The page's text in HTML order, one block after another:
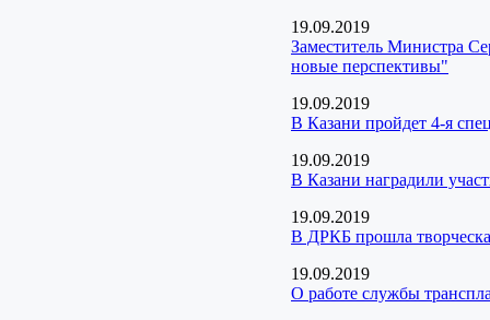
19.09.2019
Заместитель Министра
новые перспективы"
19.09.2019
В Казани пройдет 4-я
19.09.2019
В Казани наградили
19.09.2019
В ДРКБ прошла
19.09.2019
О работе службы